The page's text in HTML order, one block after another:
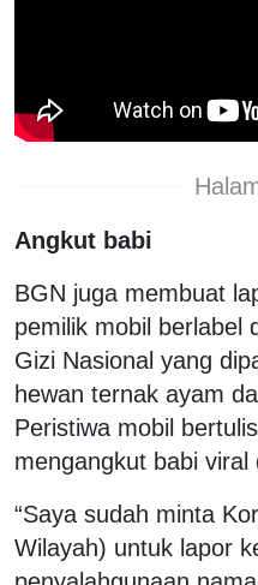
Angkut babi
BGN juga membuat
pemilik mobil berlabel
Gizi Nasional yang
hewan ternak ayam
Peristiwa mobil
mengangkut babi viral
“Saya sudah minta
Wilayah) untuk lapor